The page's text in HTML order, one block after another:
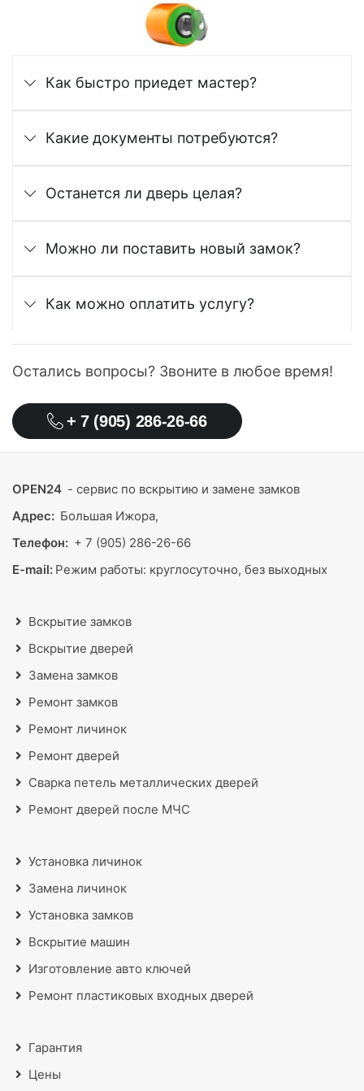
Как быстро приедет мастер?
Какие документы потребуются?
Останется ли дверь целая?
Можно ли поставить новый замок?
Как можно оплатить услугу?
Остались вопросы? Звоните в любое время!
+ 7 (905) 286-26-66
OPEN24 - сервис по вскрытию и замене замков
Адрес: Большая Ижора,
Телефон: + 7 (905) 286-26-66
E-mail: Режим работы: круглосуточно, без выходных
Вскрытие замков
Вскрытие дверей
Замена замков
Ремонт замков
Ремонт личинок
Ремонт дверей
Сварка петель металлических дверей
Ремонт дверей после МЧС
Установка личинок
Замена личинок
Установка замков
Вскрытие машин
Изготовление авто ключей
Ремонт пластиковых входных дверей
Гарантия
Цены